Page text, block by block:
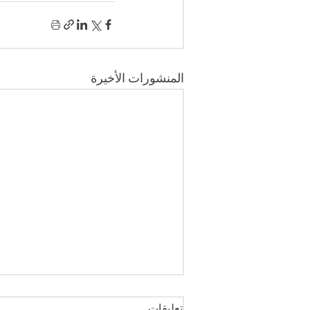
المنشورات الأخيرة